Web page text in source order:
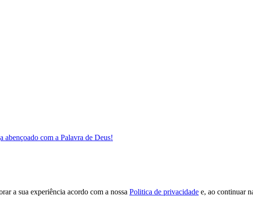
abençoado com a Palavra de Deus!
a sua experiência acordo com a nossa Politica de privacidade e, ao continuar